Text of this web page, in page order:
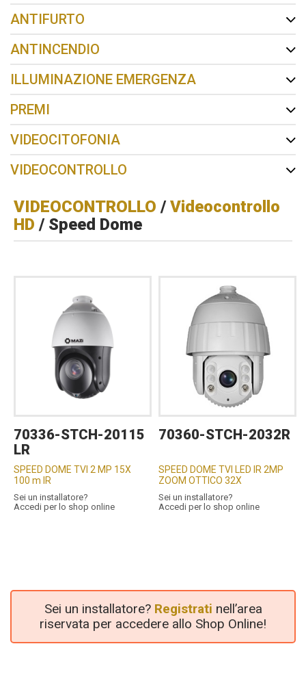
ANTIFURTO
ANTINCENDIO
ILLUMINAZIONE EMERGENZA
PREMI
VIDEOCITOFONIA
VIDEOCONTROLLO
VIDEOCONTROLLO /Videocontrollo
HD / Speed Dome
70336-STCH-20115
LR
SPEED DOME TVI 2 MP 15X
100 m IR
Sei un installatore?
Accedi per lo shop online
70360-STCH-2032R
SPEED DOME TVI LED IR 2MP
ZOOM OTTICO 32X
Sei un installatore?
Accedi per lo shop online
Sei un installatore? Registrati nell’area
riservata per accedere allo Shop Online!